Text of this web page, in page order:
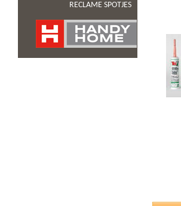
RECLAME SPOTJES